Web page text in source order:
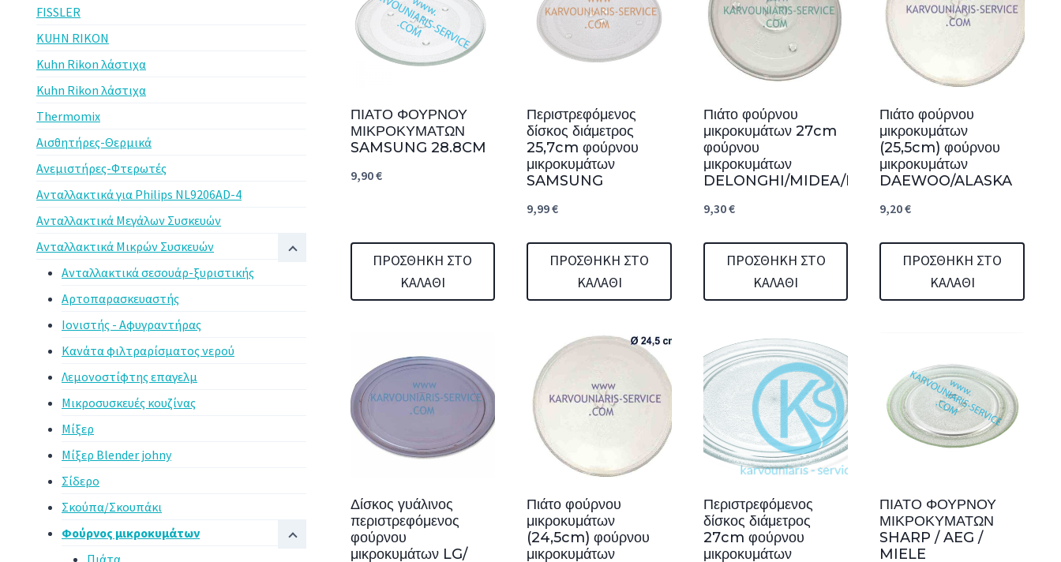
ΠΙΑΤΟ ΦΟΥΡΝΟΥ
ΜΙΚΡΟΚΥΜΑΤΩΝ
SAMSUNG 28.8CM
9,90€
ΠΡΟΣΘΉΚΗ ΣΤΟ
ΚΑΛΆΘΙ
Περιστρεφόμενος
δίσκος διάμετρος
25,7cm φούρνου
μικροκυμάτων
SAMSUNG
9,99€
ΠΡΟΣΘΉΚΗ ΣΤΟ
ΚΑΛΆΘΙ
Πιάτο φούρνου
μικροκυμάτων 27cm
φούρνου
μικροκυμάτων
DELONGHI/MIDEA/ROHNSON
9,30€
ΠΡΟΣΘΉΚΗ ΣΤΟ
ΚΑΛΆΘΙ
Πιάτο φούρνου
μικροκυμάτων
(25,5cm) φούρνου
μικροκυμάτων
DAEWOO/ALASKA
9,20€
ΠΡΟΣΘΉΚΗ ΣΤΟ
ΚΑΛΆΘΙ
Δίσκος γυάλινος
περιστρεφόμενος
φούρνου
μικροκυμάτων LG/
Πιάτο φούρνου
μικροκυμάτων
(24,5cm) φούρνου
μικροκυμάτων
Περιστρεφόμενος
δίσκος διάμετρος
27cm φούρνου
μικροκυμάτων
ΠΙΑΤΟ ΦΟΥΡΝΟΥ
ΜΙΚΡΟΚΥΜΑΤΩΝ
SHARP / AEG /
MIELE
FISSLER
KUHN RIKON
Kuhn Rikon λάστιχα
Kuhn Rikon λάστιχα
Thermomix
Αισθητήρες-Θερμικά
Ανεμιστήρες-Φτερωτές
Ανταλλακτικά για Philips NL9206AD-4
Ανταλλακτικά Μεγάλων Συσκευών
Ανταλλακτικά Μικρών Συσκευών
Ανταλλακτικά σεσουάρ-ξυριστικής
Αρτοπαρασκευαστής
Ιονιστής - Αφυγραντήρας
Κανάτα φιλτραρίσματος νερού
Λεμονοστίφτης επαγελμ
Μικροσυσκευές κουζίνας
Μίξερ
Μίξερ Blender johny
Σίδερο
Σκούπα/Σκουπάκι
Φούρνος μικροκυμάτων
Πιάτα